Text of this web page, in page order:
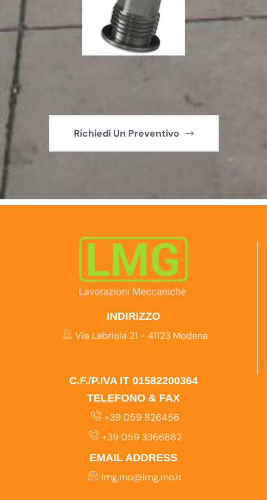
Richiedi Un Preventivo
INDIRIZZO
Via Labriola 21 - 41123 Modena
C.F./P.IVA IT 01582200364
TELEFONO & FAX
+39 059 826456
+39 059 3366882
EMAIL ADDRESS
lmg.mo@lmg.mo.it